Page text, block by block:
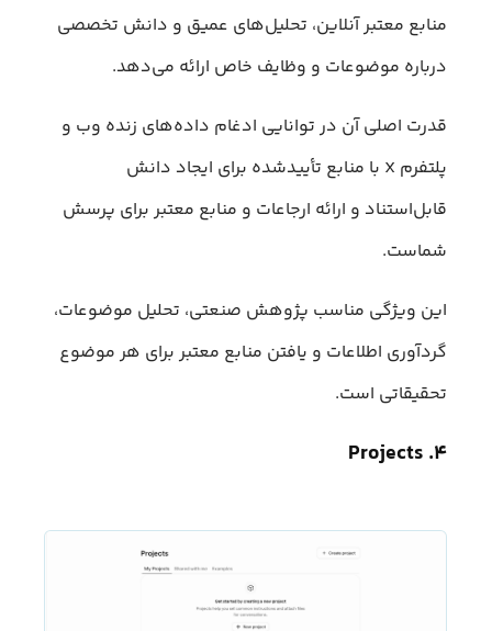
منابع معتبر آنلاین، تحلیل‌های عمیق و دانش تخصصی
درباره موضوعات و وظایف خاص ارائه می‌دهد.
قدرت اصلی آن در توانایی ادغام داده‌های زنده وب و
پلتفرم X با منابع تأییدشده برای ایجاد دانش
قابل‌استناد و ارائه ارجاعات و منابع معتبر برای پرسش
شماست.
این ویژگی مناسب پژوهش صنعتی، تحلیل موضوعات،
گردآوری اطلاعات و یافتن منابع معتبر برای هر موضوع
تحقیقاتی است.
۴. Projects